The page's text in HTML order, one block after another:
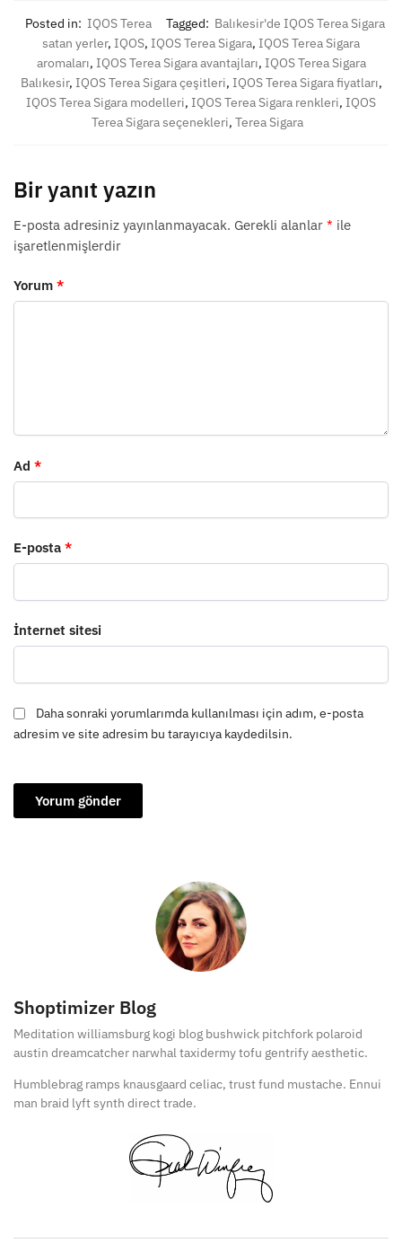
Posted in: IQOS Terea Tagged: Balıkesir'de IQOS Terea Sigara
satan yerler, IQOS, IQOS Terea Sigara, IQOS Terea Sigara
aromaları, IQOS Terea Sigara avantajları, IQOS Terea Sigara
Balıkesir, IQOS Terea Sigara çeşitleri, IQOS Terea Sigara fiyatları,
IQOS Terea Sigara modelleri, IQOS Terea Sigara renkleri, IQOS
Terea Sigara seçenekleri, Terea Sigara
Bir yanıt yazın
E-posta adresiniz yayınlanmayacak. Gerekli alanlar * ile
işaretlenmişlerdir
Yorum *
Ad *
E-posta *
İnternet sitesi
Daha sonraki yorumlarımda kullanılması için adım, e-posta
adresim ve site adresim bu tarayıcıya kaydedilsin.
Shoptimizer Blog
Meditation williamsburg kogi blog bushwick pitchfork polaroid
austin dreamcatcher narwhal taxidermy tofu gentrify aesthetic.
Humblebrag ramps knausgaard celiac, trust fund mustache. Ennui
man braid lyft synth direct trade.